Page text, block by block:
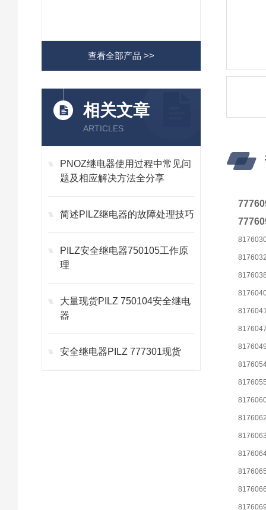
查看全部产品 >>
相关文章
ARTICLES
PNOZ继电器使用过程中常见问
题及相应解决方法全分享
简述PILZ继电器的故障处理技巧
PILZ安全继电器750105工作原
理
大量现货PILZ 750104安全继电
器
安全继电器PILZ 777301现货